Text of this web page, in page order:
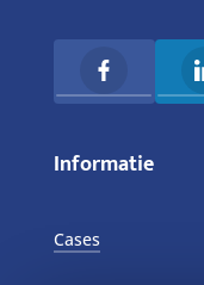
Informatie
Cases